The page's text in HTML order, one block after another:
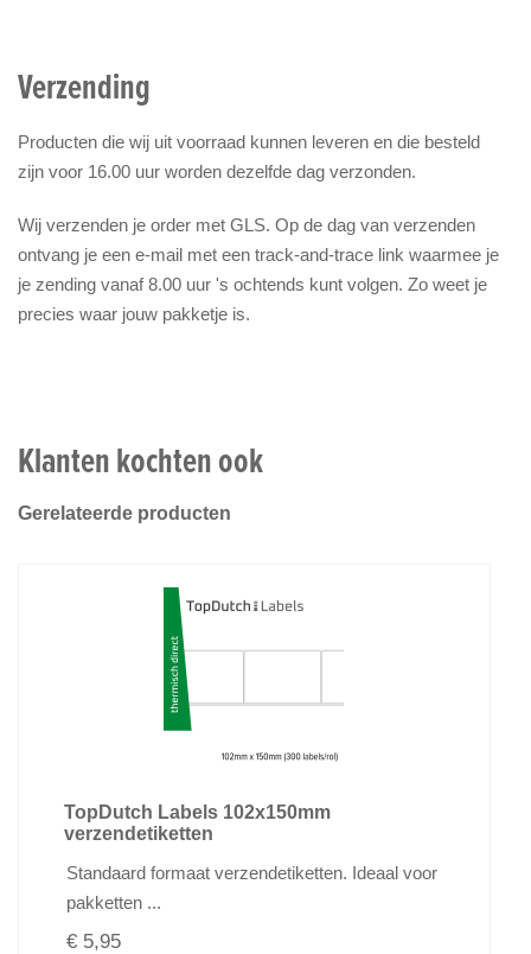
Verzending
Producten die wij uit voorraad kunnen leveren en die besteld
zijn voor 16.00 uur worden dezelfde dag verzonden.
Wij verzenden je order met GLS. Op de dag van verzenden
ontvang je een e-mail met een track-and-trace link waarmee je
je zending vanaf 8.00 uur 's ochtends kunt volgen. Zo weet je
precies waar jouw pakketje is.
Klanten kochten ook
Gerelateerde producten
TopDutch Labels 102x150mm
verzendetiketten
Standaard formaat verzendetiketten. Ideaal voor
pakketten ...
€ 5,95